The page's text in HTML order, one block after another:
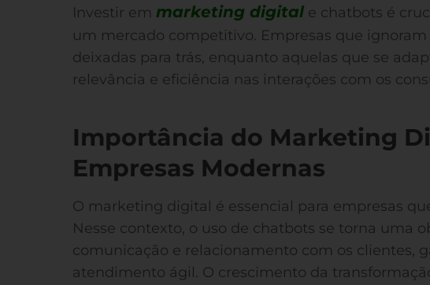
Investir em marketing digital e chatbots é
um mercado competitivo. Empresas que
deixadas para trás, enquanto aquelas que se
relevância e eficiência nas interações com os
Importância do Marketing
Empresas Modernas
O marketing digital é essencial para empresas
Nesse contexto, o uso de chatbots se torna uma
comunicação e relacionamento com os clientes,
atendimento ágil. O crescimento da